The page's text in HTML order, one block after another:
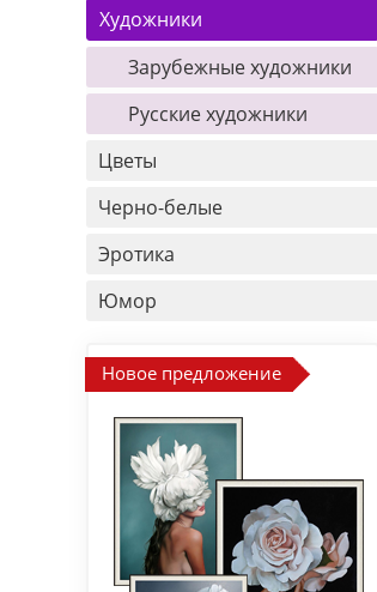
Художники
Зарубежные художники
Русские художники
Цветы
Черно-белые
Эротика
Юмор
Новое предложение